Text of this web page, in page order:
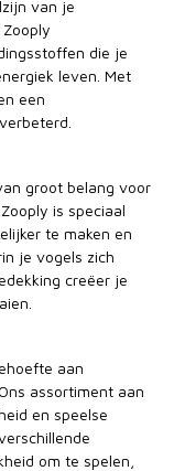
van je
die je
leven. Met
een
groot belang voor
is speciaal
te maken en
je vogels zich
creëer je
aan
assortiment aan
en speelse
om te spelen,